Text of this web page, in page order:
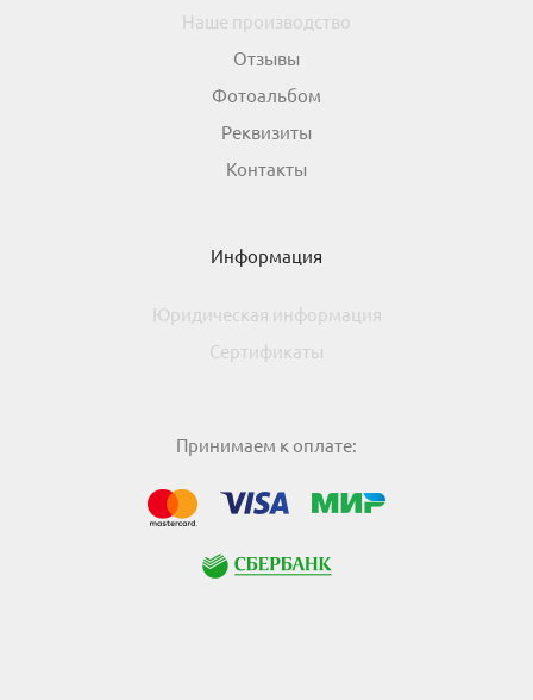
Наше производство
Отзывы
Фотоальбом
Реквизиты
Контакты
Информация
Юридическая информация
Сертификаты
Принимаем к оплате: